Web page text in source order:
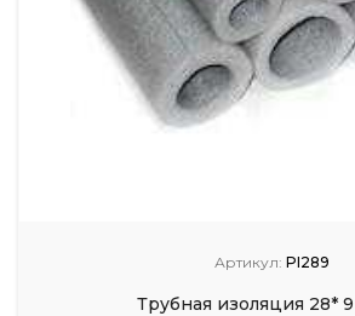
Артикул: PI289
Трубная изоляция 28*